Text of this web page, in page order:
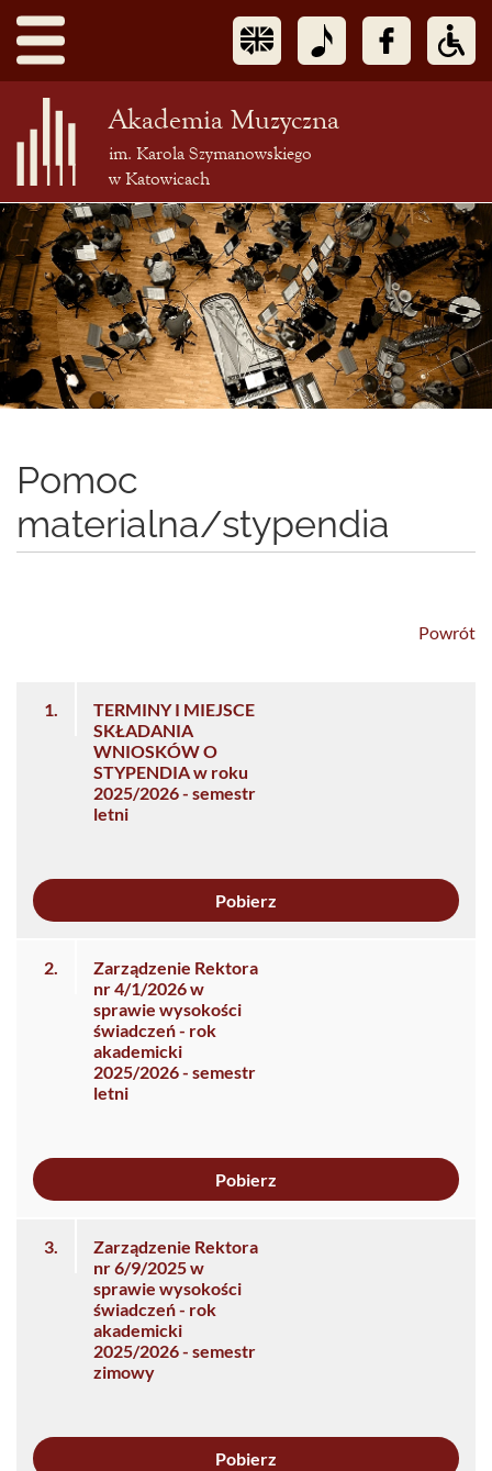
Akademia Muzyczna
im. Karola Szymanowskiego
w Katowicach
Pomoc
materialna/stypendia
Powrót
1.
TERMINY I MIEJSCE
SKŁADANIA
WNIOSKÓW O
STYPENDIA w roku
2025/2026 - semestr
letni
Pobierz
2.
Zarządzenie Rektora
nr 4/1/2026 w
sprawie wysokości
świadczeń - rok
akademicki
2025/2026 - semestr
letni
Pobierz
3.
Zarządzenie Rektora
nr 6/9/2025 w
sprawie wysokości
świadczeń - rok
akademicki
2025/2026 - semestr
zimowy
Pobierz